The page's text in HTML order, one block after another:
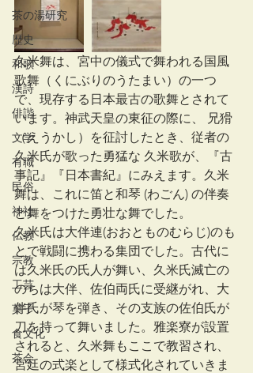
茶の湯研究
歴史
和歌
漢詩
俳諧
文学
有職
民俗
神社
仏教
宗教
工芸
菓子
食文化
茶会
久米舞は、宮中の儀式で舞われる国風
歌舞（くにぶりのうたまい）の一つ
で、現存する日本最古の歌舞とされて
います。神武天皇の東征の際に、 兄猾
（えうかし）を征討したとき、従者の
久米氏が歌った勇猛な 久米歌が、『古
事記』『日本書紀』にみえます。久米
舞は、これに笛と和琴 (わごん) の伴奏
と舞をつけた勇壮な舞でした。
久米氏は大伴連(おおとものむらじ)のも
とで戦闘に携わる集団でした。古代に
は久米氏の氏人が舞い、久米氏滅亡の
のちは大伴、佐伯両氏に受継がれ、大
伴氏が琴を弾き、その支族の佐伯氏が
刀を持って舞いました。雅楽寮が設置
されると、久米舞もここで教習され、
宮廷の式楽として様式化されていきま